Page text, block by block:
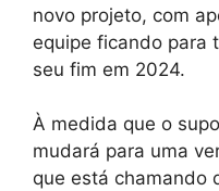
novo projeto, com
equipe ficando para
seu fim em 2024.
À medida que o
mudará para uma
que está chamando